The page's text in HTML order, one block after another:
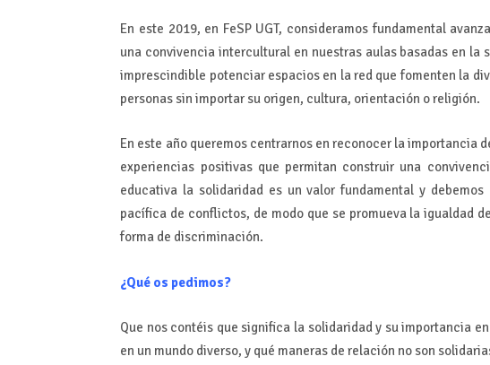
En este 2019, en FeSP UGT, consideramos fundamental
una convivencia intercultural en nuestras aulas basadas en la
imprescindible potenciar espacios en la red que fomenten la
personas sin importar su origen, cultura, orientación o religión.
En este año queremos centrarnos en reconocer la importancia
experiencias positivas que permitan construir una
educativa la solidaridad es un valor fundamental y
pacífica de conflictos, de modo que se promueva la igualdad
forma de discriminación.
¿Qué os pedimos?
Que nos contéis que significa la solidaridad y su importancia
en un mundo diverso, y qué maneras de relación no son